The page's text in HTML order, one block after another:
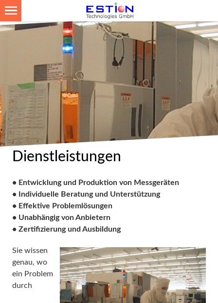
Dienstleistungen
• Entwicklung und Produktion von Messgeräten
• Individuelle Beratung und Unterstützung
• Effektive Problemlösungen
• Unabhängig von Anbietern
• Zertifizierung und Ausbildung
Sie wissen
genau, wo
ein Problem
durch